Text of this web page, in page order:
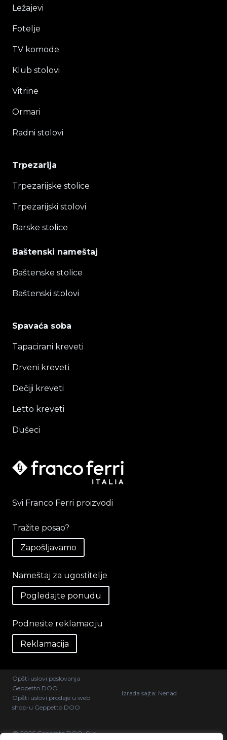
Ležajevi
Fotelje
TV komode
Klub stolovi
Vitrine
Ormari
Radni stolovi
Trpezarija
Trpezarijske stolice
Trpezarijski stolovi
Barske stolice
Baštenski nameštaj
Baštenske stolice
Baštenski stolovi
Spavaća soba
Tapacirani kreveti
Drveni kreveti
Dečiji kreveti
Letto kreveti
Dušeci
Svi Franco Ferri proizvodi
Tražite posao?
Zapošljavamo
Nameštaj za ugostitelje
Pogledajte ponudu
Podnesite reklamaciju
Reklamacija
Opšti uslovi poslovanja
Geppetto DOO
Opšti uslovi prodaje u web
shop-u Geppetto DOO
Izrada sajta: Nenad
@ 2026 Geppetto DOO. Sva